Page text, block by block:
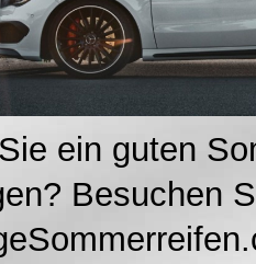
ein guten
Besuchen